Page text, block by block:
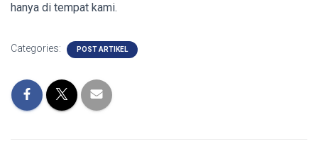
hanya di tempat kami.
Categories: POST ARTIKEL